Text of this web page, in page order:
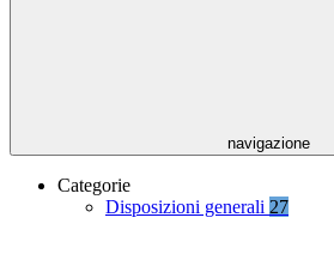
navigazione
Categorie
Disposizioni generali 27